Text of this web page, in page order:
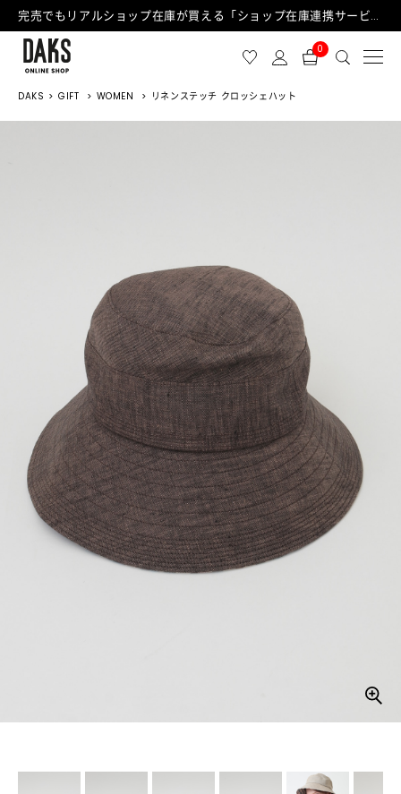
完売でもリアルショップ在庫が買える「ショップ在庫連携サービス」が日中もご利用可能になりました！
0
DAKS GIFT WOMEN リネンステッチ クロッシェハット